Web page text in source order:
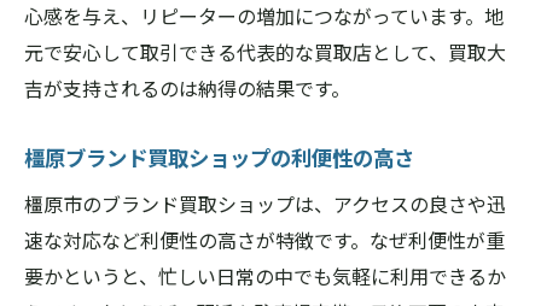
心感を与え、リピーターの増加につながっています。地
元で安心して取引できる代表的な買取店として、買取大
吉が支持されるのは納得の結果です。
橿原ブランド買取ショップの利便性の高さ
橿原市のブランド買取ショップは、アクセスの良さや迅
速な対応など利便性の高さが特徴です。なぜ利便性が重
要かというと、忙しい日常の中でも気軽に利用できるか